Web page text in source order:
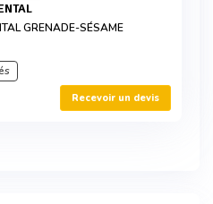
GRENADE-SÉSAME
Recevoir un devis